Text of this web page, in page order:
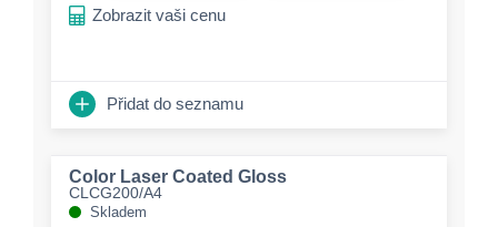
Zobrazit vaši cenu
Přidat do seznamu
Color Laser Coated Gloss
CLCG200/A4
Skladem